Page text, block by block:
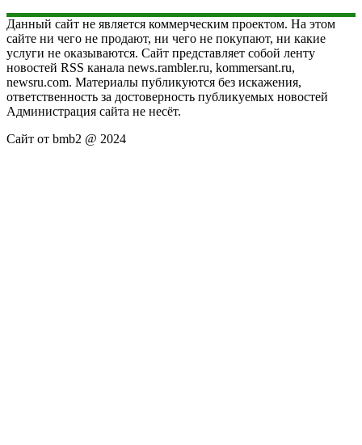
Данный сайт не является коммерческим проектом. На этом
сайте ни чего не продают, ни чего не покупают, ни какие
услуги не оказываются. Сайт представляет собой ленту
новостей RSS канала news.rambler.ru, kommersant.ru,
newsru.com. Материалы публикуются без искажения,
ответственность за достоверность публикуемых новостей
Администрация сайта не несёт.
Сайт от bmb2 @ 2024